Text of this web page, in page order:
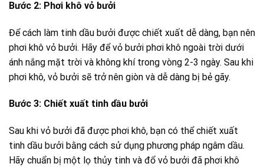
Bước 2: Phơi khô vỏ bưởi
Để cách làm tinh dầu bưởi được chiết xuất dễ dàng, bạn nên
phơi khô vỏ bưởi. Hãy để vỏ bưởi phơi khô ngoài trời dưới
ánh nắng mặt trời và không khí trong vòng 2-3 ngày. Sau khi
phơi khô, vỏ bưởi sẽ trở nên giòn và dễ dàng bị bẻ gãy.
Bước 3: Chiết xuất tinh dầu bưởi
Sau khi vỏ bưởi đã được phơi khô, bạn có thể chiết xuất
tinh dầu bưởi bằng cách sử dụng phương pháp ngâm dầu.
Hãy chuẩn bị một lọ thủy tinh và đổ vỏ bưởi đã phơi khô